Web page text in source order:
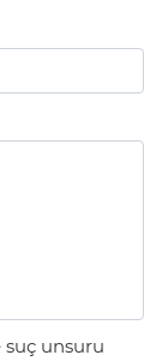
unsuru